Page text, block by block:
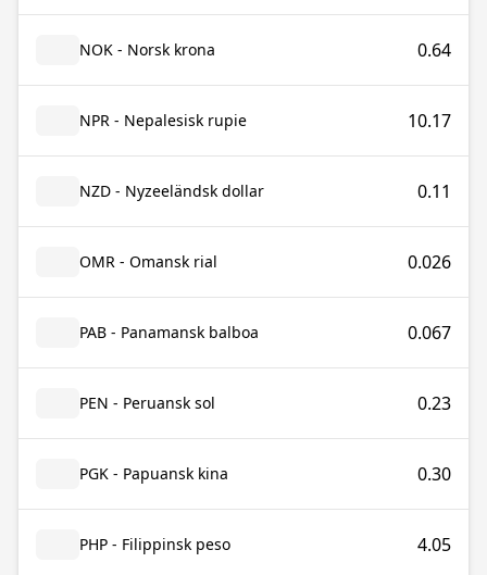
NOK - Norsk krona 0.64
NPR - Nepalesisk rupie 10.17
NZD - Nyzeeländsk dollar 0.11
OMR - Omansk rial 0.026
PAB - Panamansk balboa 0.067
PEN - Peruansk sol 0.23
PGK - Papuansk kina 0.30
PHP - Filippinsk peso 4.05